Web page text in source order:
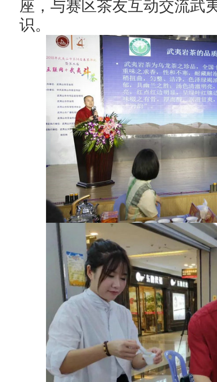
座，与赛区茶友互动交流武
识。